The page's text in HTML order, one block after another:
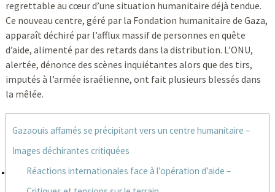
regrettable au cœur d’une situation humanitaire déjà tendue.
Ce nouveau centre, géré par la Fondation humanitaire de Gaza,
apparaît déchiré par l’afflux massif de personnes en quête
d’aide, alimenté par des retards dans la distribution. L’ONU,
alertée, dénonce des scènes inquiétantes alors que des tirs,
imputés à l’armée israélienne, ont fait plusieurs blessés dans
la mêlée.
Gazaouis affamés se précipitant vers un centre humanitaire –
Images déchirantes critiquées
Réactions internationales face à l’opération d’aide –